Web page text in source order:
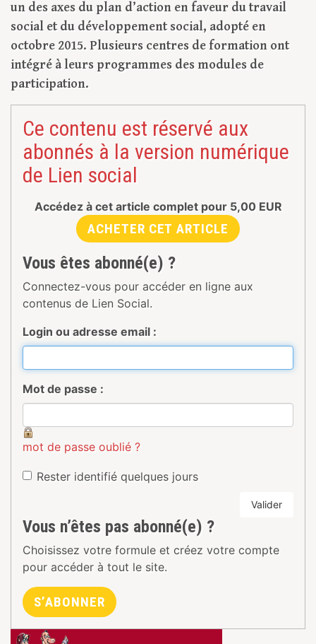
un des axes du plan d’action en faveur du travail
social et du développement social, adopté en
octobre 2015. Plusieurs centres de formation ont
intégré à leurs programmes des modules de
participation.
Ce contenu est réservé aux
abonnés à la version numérique
de Lien social
Accédez à cet article complet pour 5,00 EUR
ACHETER CET ARTICLE
Vous êtes abonné(e) ?
Connectez-vous pour accéder en ligne aux
contenus de Lien Social.
Login ou adresse email :
Mot de passe :
mot de passe oublié ?
Rester identifié quelques jours
Valider
Vous n’êtes pas abonné(e) ?
Choisissez votre formule et créez votre compte
pour accéder à tout le site.
S’ABONNER